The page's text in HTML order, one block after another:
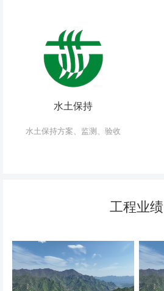
水土保持
水土保持方案、监测、验收
工程业绩